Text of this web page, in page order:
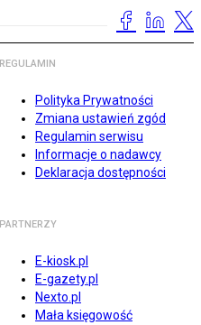
REGULAMIN
Polityka Prywatności
Zmiana ustawień zgód
Regulamin serwisu
Informacje o nadawcy
Deklaracja dostępności
PARTNERZY
E-kiosk.pl
E-gazety.pl
Nexto.pl
Mała księgowość